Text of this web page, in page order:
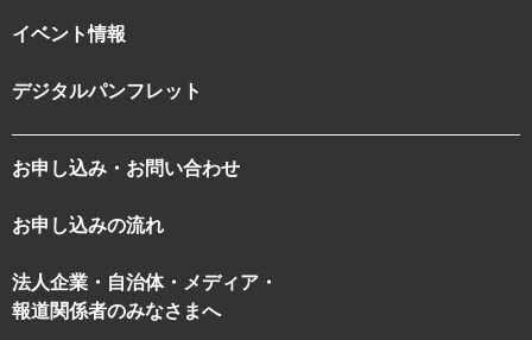
イベント情報
デジタルパンフレット
お申し込み・お問い合わせ
お申し込みの流れ
法人企業・自治体・メディア・
報道関係者のみなさまへ